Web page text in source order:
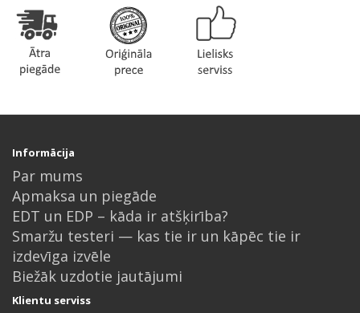
Informācija
Par mums
Apmaksa un piegāde
EDT un EDP – kāda ir atšķirība?
Smaržu testeri — kas tie ir un kāpēc tie ir
izdevīga izvēle
Biežāk uzdotie jautājumi
Klientu serviss